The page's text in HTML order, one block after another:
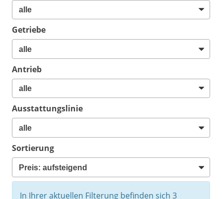
Getriebe
Antrieb
Ausstattungslinie
Sortierung
In Ihrer aktuellen Filterung befinden sich 3